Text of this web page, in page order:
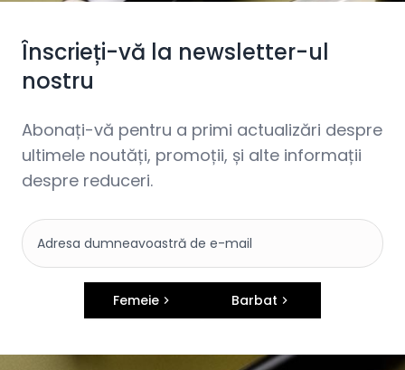
Înscrieți-vă la newsletter-ul
nostru
Abonați-vă pentru a primi actualizări despre
ultimele noutăți, promoții, și alte informații
despre reduceri.
Femeie Barbat